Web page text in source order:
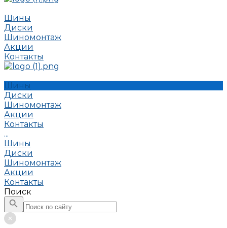
Шины
Диски
Шиномонтаж
Акции
Контакты
Шины
Диски
Шиномонтаж
Акции
Контакты
...
Шины
Диски
Шиномонтаж
Акции
Контакты
Поиск